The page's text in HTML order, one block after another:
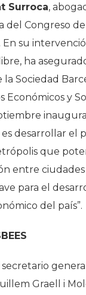
Surroca,
del Congreso
En su
ha
la Sociedad
Económicos y
desarrollar el
que
entre ciudades
para el
del país”.
secretario
Graell i